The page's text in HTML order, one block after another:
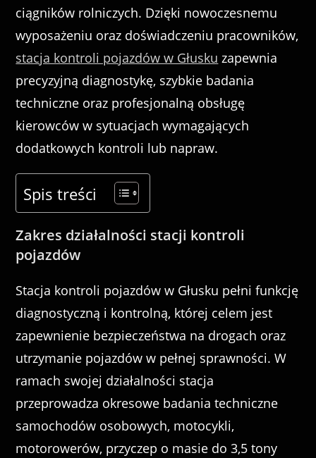
ciągników rolniczych. Dzięki nowoczesnemu
wyposażeniu oraz doświadczeniu pracowników,
stacja kontroli pojazdów w Głusku zapewnia
precyzyjną diagnostykę, szybkie badania
techniczne oraz profesjonalną obsługę
kierowców w sytuacjach wymagających
dodatkowych kontroli lub napraw.
Spis treści
Zakres działalności stacji kontroli
pojazdów
Stacja kontroli pojazdów w Głusku pełni funkcję
diagnostyczną i kontrolną, której celem jest
zapewnienie bezpieczeństwa na drogach oraz
utrzymanie pojazdów w pełnej sprawności. W
ramach swojej działalności stacja
przeprowadza okresowe badania techniczne
samochodów osobowych, motocykli,
motorowerów, przyczep o masie do 3,5 tony